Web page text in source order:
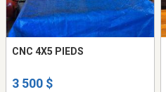
CNC 4X5 PIEDS
3 500 $